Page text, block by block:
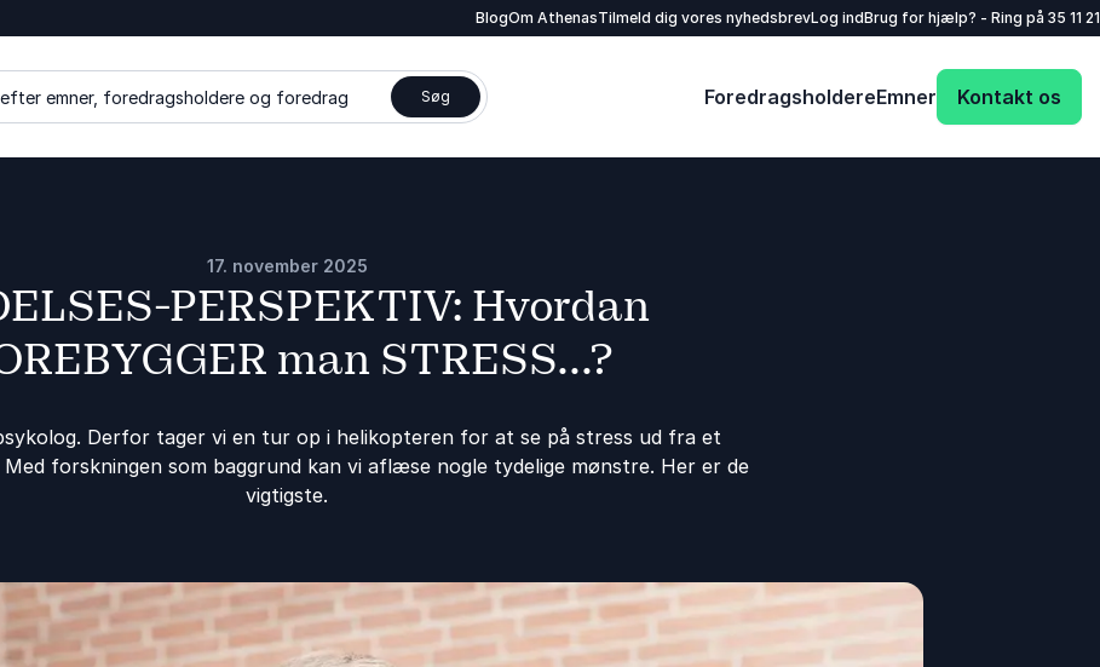
BlogOm AthenasTilmeld dig vores nyhedsbrevLog indBrug for hjælp? - Ring på 35 11
emner, foredragsholdere og foredrag Søg ForedragsholdereEmner Kontakt os
17. november 2025
PERSPEKTIV: Hvordan
man STRESS...?
Derfor tager vi en tur op i helikopteren for at se på stress ud fra et
Med forskningen som baggrund kan vi aflæse nogle tydelige mønstre. Her er de
vigtigste.